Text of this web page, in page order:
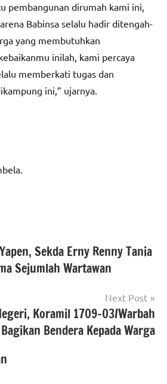
pembangunan dirumah kami ini,
Babinsa selalu hadir ditengah-
yang membutuhkan
inilah, kami percaya
memberkati tugas dan
ini,” ujarnya.
Sekda Erny Renny Tania
Sejumlah Wartawan
Next Post
Koramil 1709-03/Warbah
Bagikan Bendera Kepada Warga